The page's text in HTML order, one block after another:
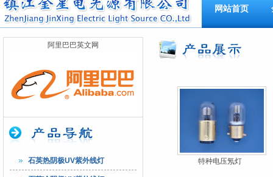
网站首页
阿里巴巴英文网
石英热阴极UV紫外线灯 特种电压氖灯